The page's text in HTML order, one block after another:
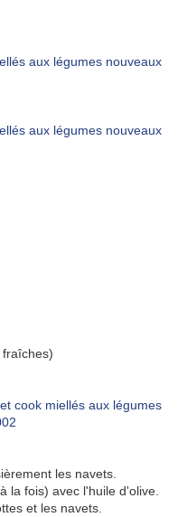
les navets.
la fois) avec l'huile d'olive.
et les navets.